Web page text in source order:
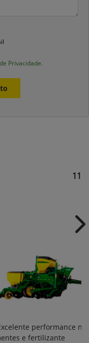
Privacidade.
performance
e fertilizante